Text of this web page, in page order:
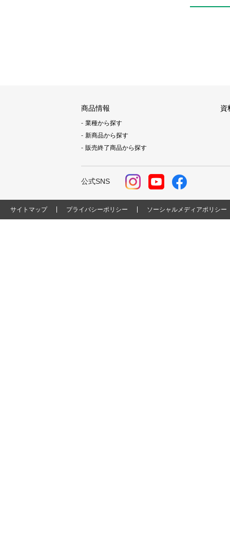
商品情報
業種から探す
新商品から探す
販売終了商品から探す
資
公式SNS
サイトマップ プライバシーポリシー ソーシャルメディアポリシー